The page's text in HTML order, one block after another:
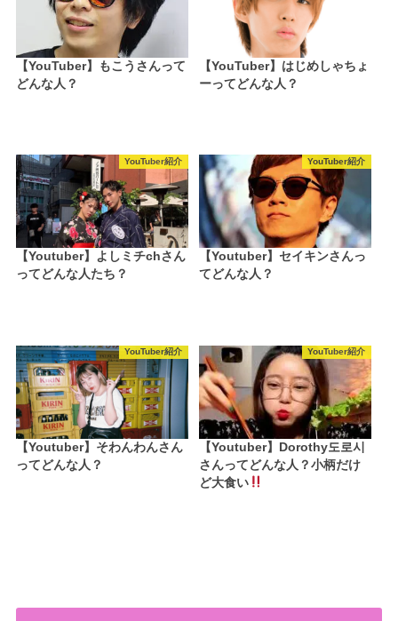
【YouTuber】もこうさんって
どんな人？
【YouTuber】はじめしゃちょ
ーってどんな人？
YouTuber紹介
【Youtuber】よしミチchさん
ってどんな人たち？
YouTuber紹介
【Youtuber】セイキンさんっ
てどんな人？
YouTuber紹介
【Youtuber】そわんわんさん
ってどんな人？
YouTuber紹介
【Youtuber】Dorothy도로시
さんってどんな人？小柄だけ
ど大食い